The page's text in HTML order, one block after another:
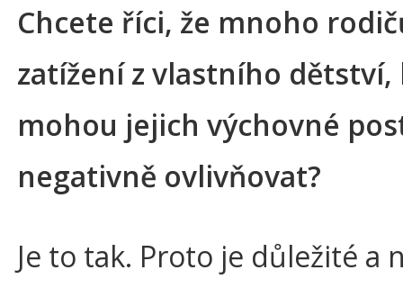
Chcete říci, že mnoho
zatížení z vlastního
mohou jejich výchovné
negativně ovlivňovat?
Je to tak. Proto je důležité a